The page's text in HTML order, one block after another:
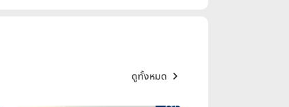
ดูทั้งหมด